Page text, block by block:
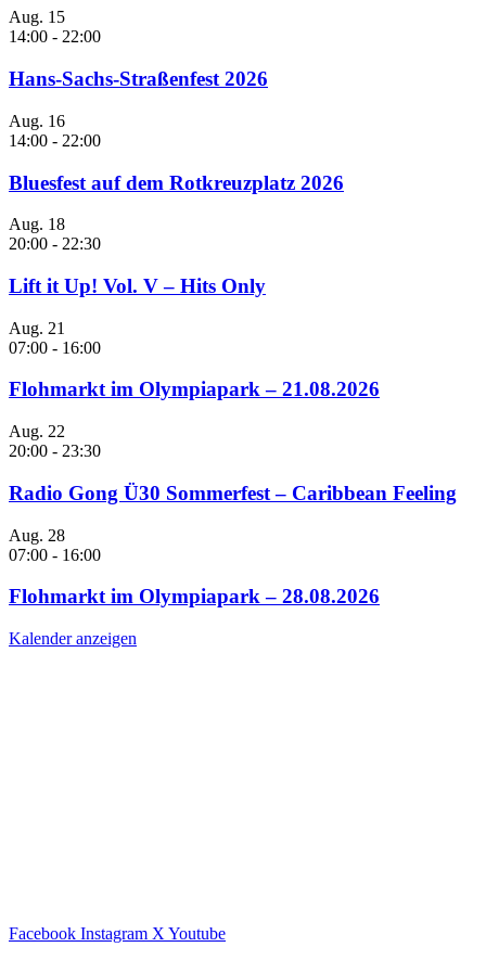
Aug. 15
14:00 - 22:00
Hans-Sachs-Straßenfest 2026
Aug. 16
14:00 - 22:00
Bluesfest auf dem Rotkreuzplatz 2026
Aug. 18
20:00 - 22:30
Lift it Up! Vol. V – Hits Only
Aug. 21
07:00 - 16:00
Flohmarkt im Olympiapark – 21.08.2026
Aug. 22
20:00 - 23:30
Radio Gong Ü30 Sommerfest – Caribbean Feeling
Aug. 28
07:00 - 16:00
Flohmarkt im Olympiapark – 28.08.2026
Kalender anzeigen
Facebook Instagram X Youtube